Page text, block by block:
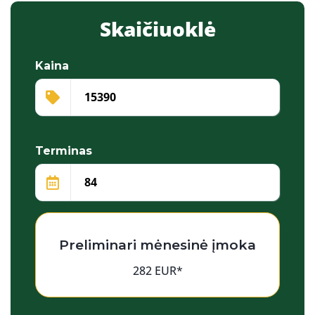
Skaičiuoklė
Kaina
Terminas
Preliminari mėnesinė įmoka
282 EUR*